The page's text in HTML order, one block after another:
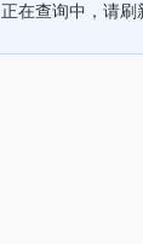
正在查询中，请刷